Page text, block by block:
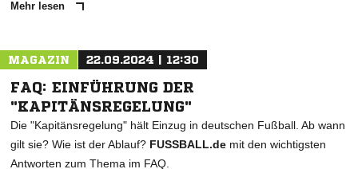
Mehr lesen
MAGAZIN 22.09.2024 | 12:30
FAQ: EINFÜHRUNG DER
"KAPITÄNSREGELUNG"
Die "Kapitänsregelung" hält Einzug in deutschen Fußball. Ab wann
gilt sie? Wie ist der Ablauf? FUSSBALL.de mit den wichtigsten
Antworten zum Thema im FAQ.